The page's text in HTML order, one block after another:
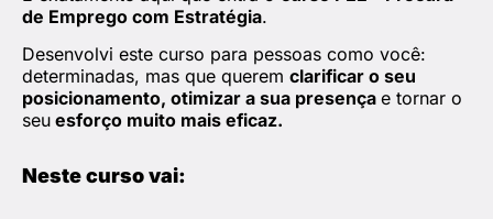
de Emprego com Estratégia.
Desenvolvi este curso para pessoas como você:
determinadas, mas que querem clarificar o seu
posicionamento, otimizar a sua presença e tornar o
seu esforço muito mais eficaz.
Neste curso vai: